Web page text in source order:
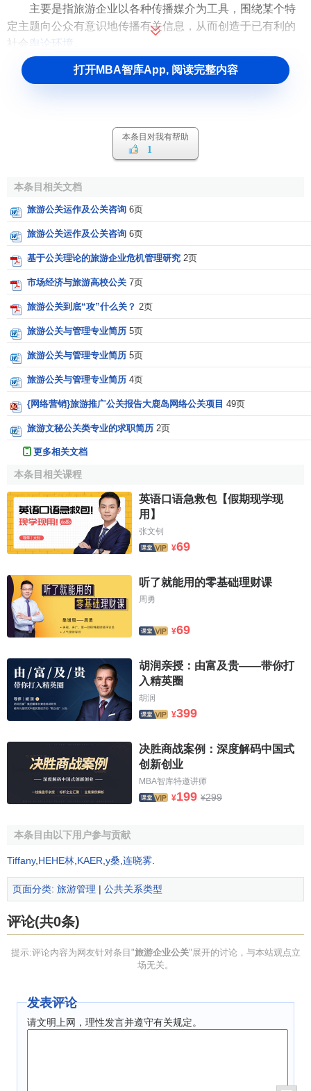
主要是指旅游企业以各种传播媒介为工具，围绕某个特
定主题向公众有意识地传播有关信息，从而创造于已有利的
社会 舆论环境
(三)从时间上划分
指旅游企业在长期目标指引下，围绕一时一事所开展的
。例如在中国申办奥运会期间，有些单位开展的支
持活动；有些旅游宾馆遇到了突发事件所采取的一些应急措
施。
2.长期型
这是旅游企业为保汪其长远目标的实现而开展的一叶系
列活动。建树宾馆形象的活动，创造宾馆
均属于长期；旅型公关活动。
这是旅游企业的例行做法，如迎来送往、宴会、晚飞
2.深层型
主要是旅游企业围绕旅游企业形象、旅游企业文化：等
企业管理
的深层次问题而开展的一些诸如
动工作量：浩大而艰巨， 质量要求高，对旅游业和社会都有
深远的影响。
(五)从操作模式划分
1.征询型
这一类公关主要是为企业的
咨询，同时也包括对
集、整理与研究。随着现代企业决策科学化
发展，征询型的公关在企业中的影响日益显著
2.危机型
指当 企业形象
受到损害时采取各项有效措施，做好善后
旅游企业公关的特征[1]
1.旅游企业公关以社会公众为工作对象公关是
是公众关系。如果没有旅游消费
持不了；如果没有员工——主要的
社会公众，即那些没有和旅游企业发生直接关系的
间的关系，才能在激烈的
性，其要求也更高。
旅游企业公关的根本目的是在公众中树立良好形象，以
打开MBA智库App, 阅读完整内容
本条目对我有帮助
1
本条目相关文档
旅游公关运作及公关咨询 6页
旅游公关运作及公关咨询 6页
基于公关理论的旅游企业危机管理研究 2页
市场经济与旅游高校公关 7页
旅游公关到底“攻”什么关？ 2页
旅游公关与管理专业简历 5页
旅游公关与管理专业简历 5页
旅游公关与管理专业简历 4页
{网络营销}旅游推广公关报告大鹿岛网络公关项目 49页
旅游文秘公关类专业的求职简历 2页
更多相关文档
本条目相关课程
英语口语急救包【假期现学现
用】
张文钊
¥69
听了就能用的零基础理财课
周勇
¥69
胡润亲授：由富及贵——带你打
入精英圈
胡润
¥399
决胜商战案例：深度解码中国式
创新创业
MBA智库特邀讲师
¥199 ¥299
本条目由以下用户参与贡献
Tiffany, HEHE林 KAER y桑 连晓雾
页面分类: 旅游管理 | 公共关系类型
评论(共0条)
提示:评论内容为网友针对条目"旅游企业公关"展开的讨论，与本站观点立
场无关。
发表评论
请文明上网，理性发言并遵守有关规定。